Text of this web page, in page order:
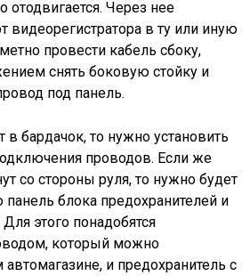
отодвигается. Через нее
видеорегистратора в ту или иную
провести кабель сбоку,
снять боковую стойку и
под панель.
в бардачок, то нужно установить
проводов. Если же
со стороны руля, то нужно будет
блока предохранителей и
этого понадобятся
который можно
и предохранитель с